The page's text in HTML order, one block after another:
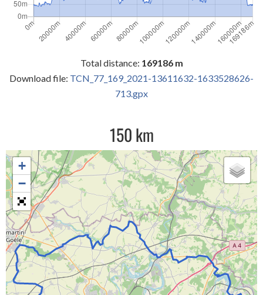
Total distance: 169186 m
Download file: TCN_77_169_2021-13611632-1633528626-
713.gpx
150 km
+
−